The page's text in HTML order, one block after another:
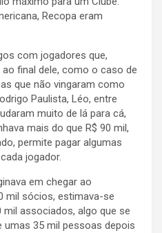
Recopa eram
com jogadores que,
final dele, como o caso de
que não vingaram como
Paulista, Léo, entre
muito de lá para cá,
mais do que R$ 90 mil,
permite pagar algumas
jogador.
em chegar ao
mil sócios, estimava-se
associados, algo que se
35 mil pessoas depois